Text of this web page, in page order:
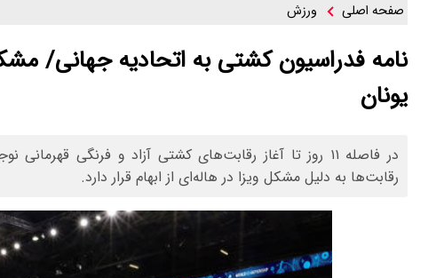
صفحه اصلی ورزش
نامه فدراسیون کشتی به اتحادیه جهانی/
یونان
در فاصله ۱۱ روز تا آغاز رقابت‌های کشتی آزاد و فرنگی
رقابت‌ها به دلیل مشکل ویزا در هاله‌ای از ابهام قرار دارد.